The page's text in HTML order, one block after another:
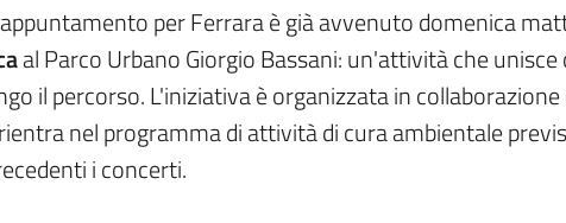
per Ferrara è già avvenuto domenica
al Parco Urbano Giorgio Bassani: un'attività che
il percorso. L'iniziativa è organizzata in
nel programma di attività di cura ambientale
i concerti.